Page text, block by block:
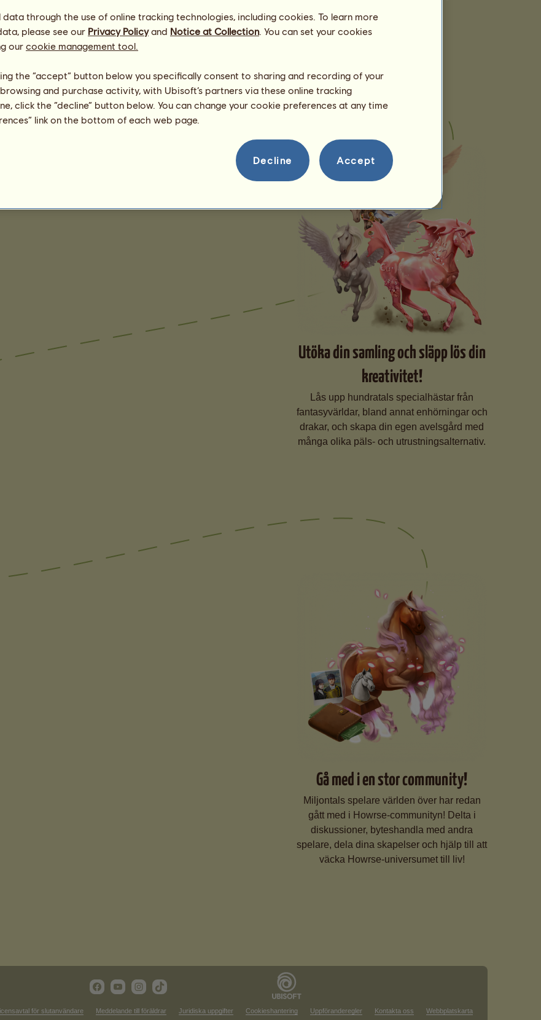
Utöka din samling och släpp lös din
kreativitet!
Lås upp hundratals specialhästar från
fantasyvärldar, bland annat enhörningar och
drakar, och skapa din egen avelsgård med
många olika päls- och utrustningsalternativ.
Gå med i en stor community!
Miljontals spelare världen över har redan
gått med i Howrse-communityn! Delta i
diskussioner, byteshandla med andra
spelare, dela dina skapelser och hjälp till att
väcka Howrse-universumet till liv!
för slutanvändare Meddelande till föräldrar Juridiska uppgifter Cookieshantering Uppföranderegler Kontakta oss Webbplatskarta
through the use of online tracking technologies, including cookies. To learn more
please see our Privacy Policyand Notice at Collection. You can set your cookies
our cookie management tool.
the “accept” button below you specifically consent to sharing and recording of your
and purchase activity, with Ubisoft’s partners via these online tracking
click the “decline” button below. You can change your cookie preferences at any time
link on the bottom of each web page.
Decline Accept